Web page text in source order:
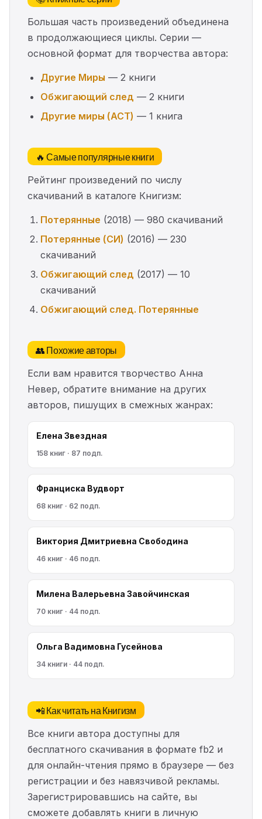
Большая часть произведений объединена
в продолжающиеся циклы. Серии —
основной формат для творчества автора:
Другие Миры — 2 книги
Обжигающий след — 2 книги
Другие миры (АСТ) — 1 книга
🔥 Самые популярные книги
Рейтинг произведений по числу
скачиваний в каталоге Книгизм:
Потерянные (2018) — 980 скачиваний
Потерянные (СИ) (2016) — 230
скачиваний
Обжигающий след (2017) — 10
скачиваний
Обжигающий след. Потерянные
👥 Похожие авторы
Если вам нравится творчество Анна
Невер, обратите внимание на других
авторов, пишущих в смежных жанрах:
Елена Звездная
158 книг · 87 подп.
Франциска Вудворт
68 книг · 62 подп.
Виктория Дмитриевна Свободина
46 книг · 46 подп.
Милена Валерьевна Завойчинская
70 книг · 44 подп.
Ольга Вадимовна Гусейнова
34 книги · 44 подп.
📲 Как читать на Книгизм
Все книги автора доступны для
бесплатного скачивания в формате fb2 и
для онлайн-чтения прямо в браузере — без
регистрации и без навязчивой рекламы.
Зарегистрировавшись на сайте, вы
сможете добавлять книги в личную